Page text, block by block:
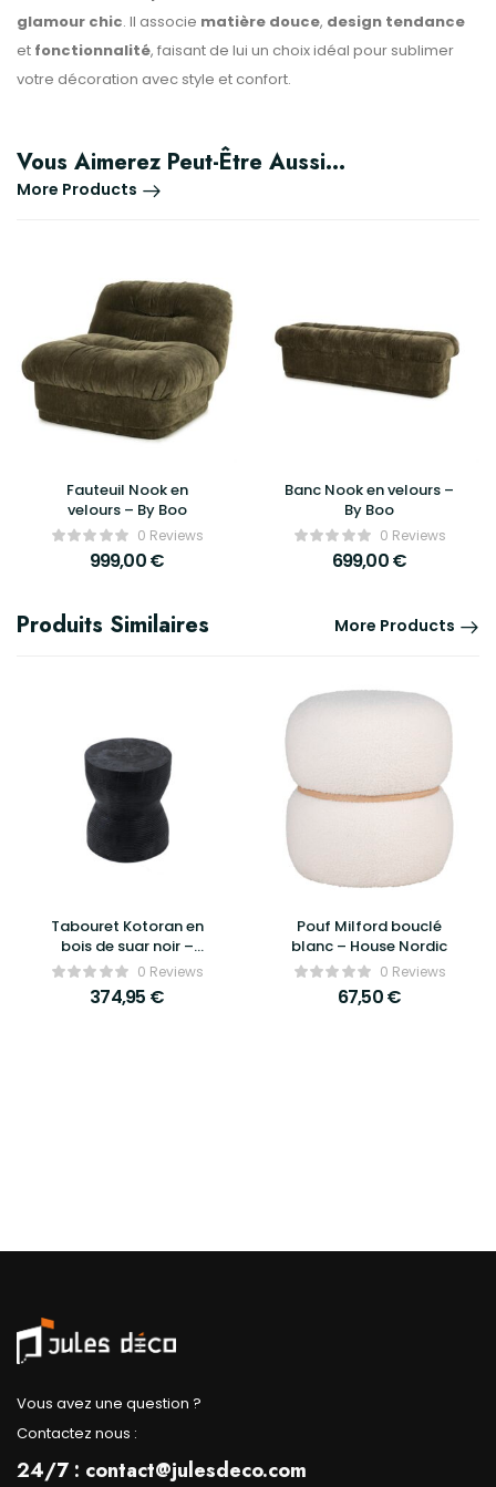
glamour chic. Il associe matière douce, design tendance
et fonctionnalité, faisant de lui un choix idéal pour sublimer
votre décoration avec style et confort.
Vous Aimerez Peut-Être Aussi…
More Products
Fauteuil Nook en
velours – By Boo
0 Reviews
999,00€
Banc Nook en velours –
By Boo
0 Reviews
699,00€
Produits Similaires More Products
Tabouret Kotoran en
bois de suar noir –
Bazar Bizar0 Reviews
374,95 €
Pouf Milford bouclé
blanc – House Nordic
0 Reviews
67,50€
Vous avez une question ?
Contactez nous :
24/7 : contact@julesdeco.com